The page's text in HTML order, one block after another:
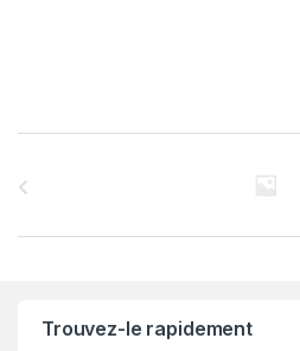
Trouvez-le rapidement